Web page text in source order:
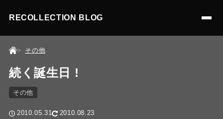
RECOLLECTION BLOG
その他
続く誕生日 !
その他
2010.05.31 2010.08.23